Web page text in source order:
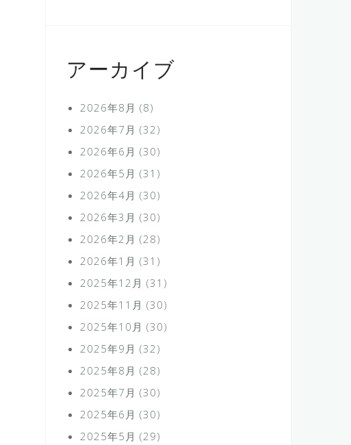
アーカイブ
2026年8月 (8)
2026年7月 (32)
2026年6月 (30)
2026年5月 (31)
2026年4月 (30)
2026年3月 (30)
2026年2月 (28)
2026年1月 (31)
2025年12月 (31)
2025年11月 (30)
2025年10月 (30)
2025年9月 (32)
2025年8月 (28)
2025年7月 (30)
2025年6月 (30)
2025年5月 (29)